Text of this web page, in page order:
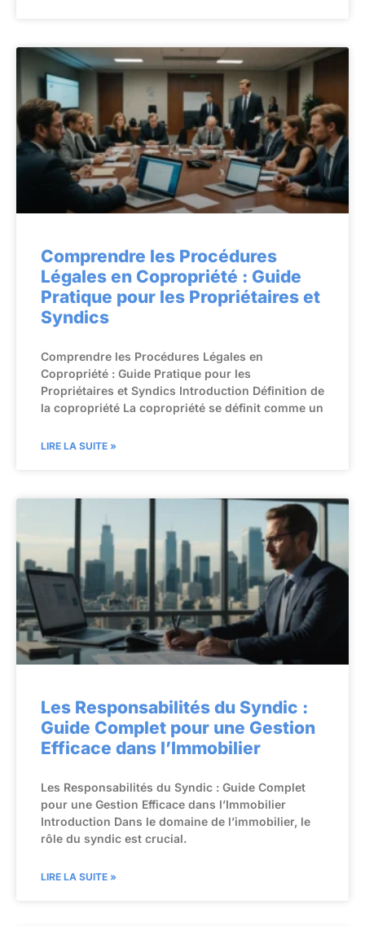
Comprendre les Procédures
Légales en Copropriété : Guide
Pratique pour les Propriétaires et
Syndics
Comprendre les Procédures Légales en
Copropriété : Guide Pratique pour les
Propriétaires et Syndics Introduction Définition de
la copropriété La copropriété se définit comme un
LIRE LA SUITE »
Les Responsabilités du Syndic :
Guide Complet pour une Gestion
Efficace dans l’Immobilier
Les Responsabilités du Syndic : Guide Complet
pour une Gestion Efficace dans l’Immobilier
Introduction Dans le domaine de l’immobilier, le
rôle du syndic est crucial.
LIRE LA SUITE »